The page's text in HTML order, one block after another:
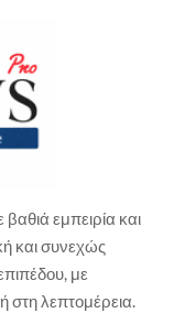
εμπειρία και
και συνεχώς
με
στη λεπτομέρεια.